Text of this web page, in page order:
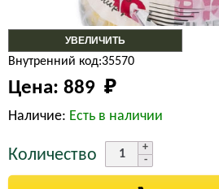
УВЕЛИЧИТЬ
Внутренний код:35570
Цена: 889 ₽
Наличие: Есть в наличии
Количество